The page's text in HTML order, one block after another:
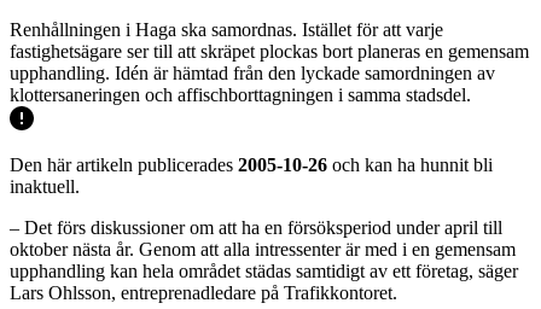
Renhållningen i Haga ska samordnas. Istället för att varje
fastighetsägare ser till att skräpet plockas bort planeras en gemensam
upphandling. Idén är hämtad från den lyckade samordningen av
klottersaneringen och affischborttagningen i samma stadsdel.
Den här artikeln publicerades 2005-10-26 och kan ha hunnit bli
inaktuell.
– Det förs diskussioner om att ha en försöksperiod under april till
oktober nästa år. Genom att alla intressenter är med i en gemensam
upphandling kan hela området städas samtidigt av ett företag, säger
Lars Ohlsson, entreprenadledare på Trafikkontoret.